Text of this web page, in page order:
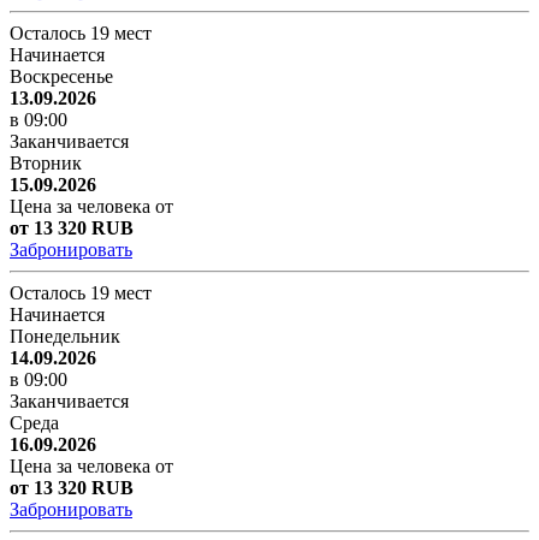
Осталось 19 мест
Начинается
Воскресенье
13.09.2026
в 09:00
Заканчивается
Вторник
15.09.2026
Цена за человека от
от 13 320 RUB
Забронировать
Осталось 19 мест
Начинается
Понедельник
14.09.2026
в 09:00
Заканчивается
Среда
16.09.2026
Цена за человека от
от 13 320 RUB
Забронировать